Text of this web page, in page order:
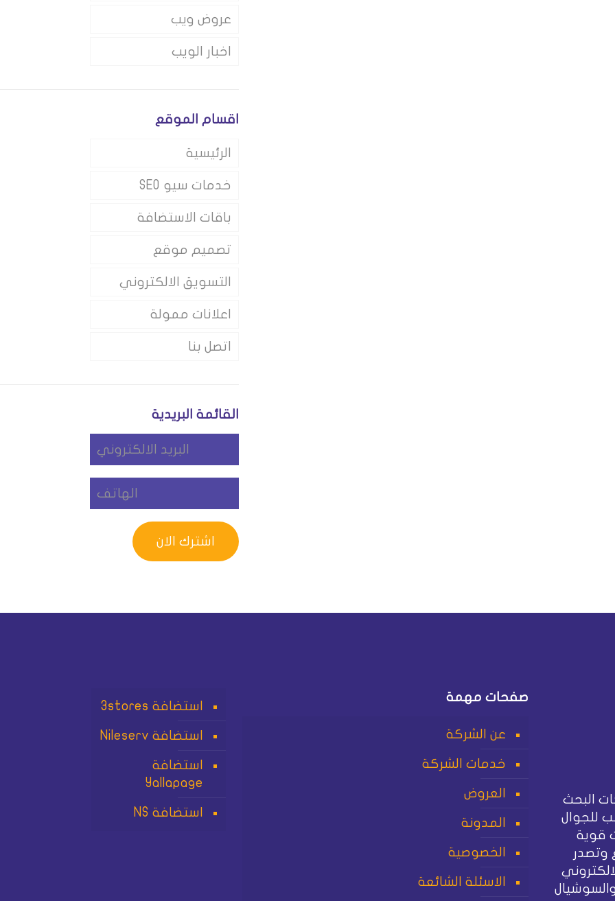
عروض ويب
اخبار الويب
اقسام الموقع
الرئيسية
خدمات سيو SEO
باقات الاستضافة
تصميم موقع
التسويق الالكتروني
اعلانات ممولة
اتصل بنا
القائمة البريدية
البحث
للجوال
قوية
وتصدر
صفحات مهمة
عن الشركة
خدمات الشركة
العروض
المدونة
الخصوصية
الاسئلة الشائعة
استضافة 3stores
استضافة Nileserv
استضافة
Yallapage
استضافة NS